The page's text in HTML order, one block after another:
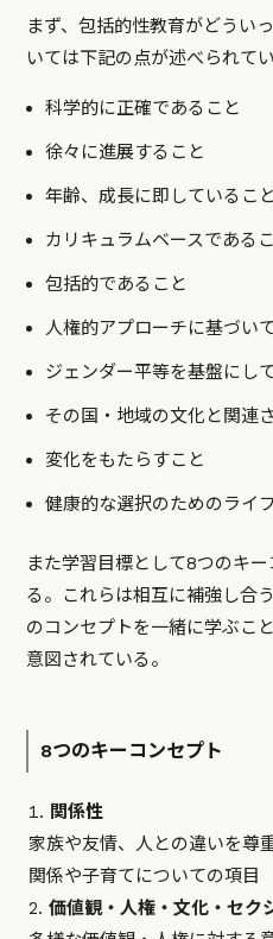
まず、包括的性教育がどうい
いては下記の点が述べられてい
科学的に正確であること
徐々に進展すること
年齢、成長に即していること
カリキュラムベースである
包括的であること
人権的アプローチに基づい
ジェンダー平等を基盤にし
その国・地域の文化と関連
変化をもたらすこと
健康的な選択のためのライ
また学習目標として8つのキ
る。これらは相互に補強し合
のコンセプトを一緒に学ぶこ
意図されている。
8つのキーコンセプト
関係性
家族や友情、人との違いを尊
関係や子育てについての項目
価値観・人権・文化・セク